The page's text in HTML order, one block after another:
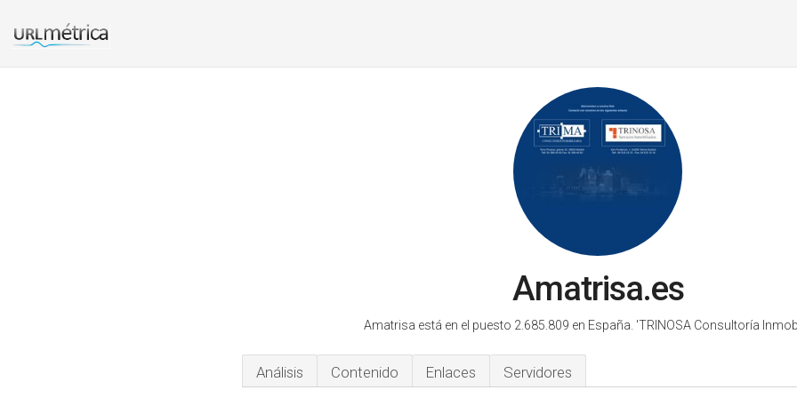
Amatrisa.es
Amatrisa está en el puesto 2.685.809 en España. 'TRINOSA Consultoría
Análisis Contenido Enlaces Servidores